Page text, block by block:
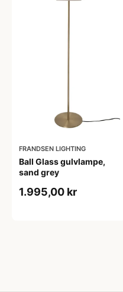
FRANDSEN LIGHTING
Ball Glass gulvlampe,
sand grey
1.995,00 kr